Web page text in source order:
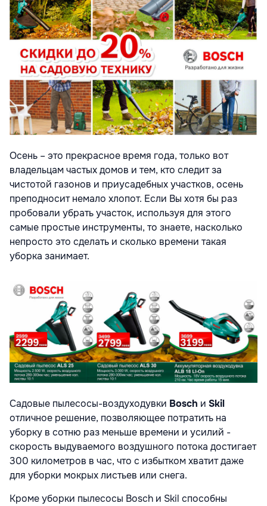
Осень – это прекрасное время года, только вот
владельцам частых домов и тем, кто следит за
чистотой газонов и приусадебных участков, осень
преподносит немало хлопот. Если Вы хотя бы раз
пробовали убрать участок, используя для этого
самые простые инструменты, то знаете, насколько
непросто это сделать и сколько времени такая
уборка занимает.
Садовые пылесосы-воздуходувки Bosch и Skil
отличное решение, позволяющее потратить на
уборку в сотню раз меньше времени и усилий -
скорость выдуваемого воздушного потока достигает
300 километров в час, что с избытком хватит даже
для уборки мокрых листьев или снега.
Кроме уборки пылесосы Bosch и Skil способны